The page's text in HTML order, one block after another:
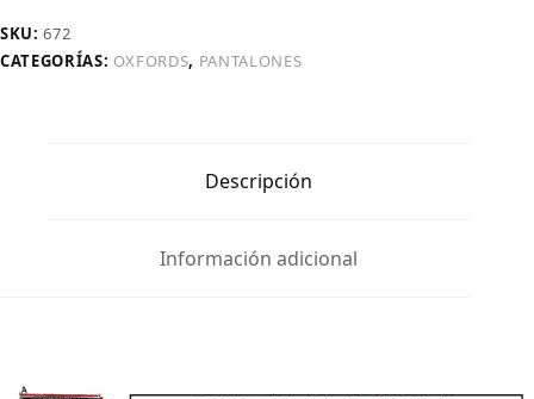
SKU:672
CATEGORÍAS: OXFORDS, PANTALONES
Descripción
Información adicional